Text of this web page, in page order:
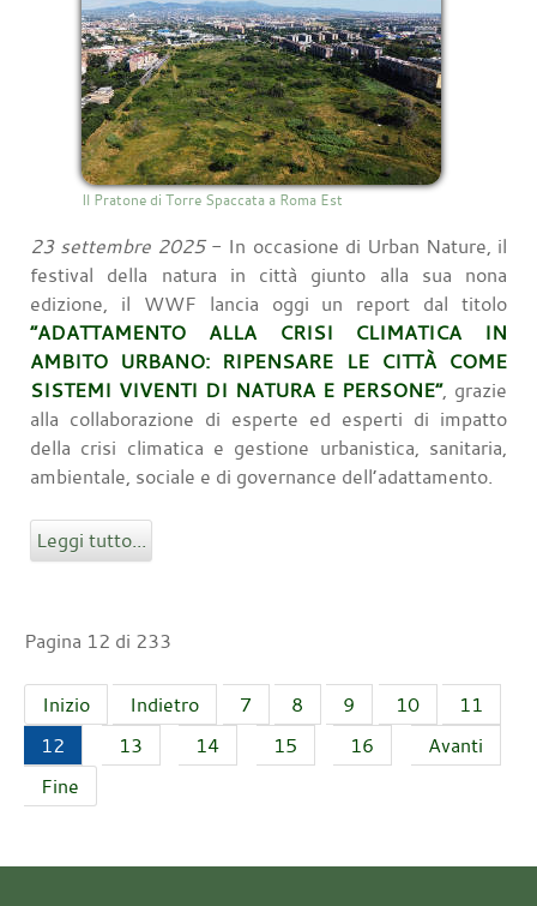
Il Pratone di Torre Spaccata a Roma Est
23 settembre 2025- In occasione di Urban Nature, il
festival della natura in città giunto alla sua nona
edizione, il WWF lancia oggi un report dal titolo
“ADATTAMENTO ALLA CRISI CLIMATICA IN
AMBITO URBANO: RIPENSARE LE CITTÀ COME
SISTEMI VIVENTI DI NATURA E PERSONE”, grazie
alla collaborazione di esperte ed esperti di impatto
della crisi climatica e gestione urbanistica, sanitaria,
ambientale, sociale e di governance dell’adattamento.
Leggi tutto...
Pagina 12 di 233
Inizio Indietro 7 8 9 10
11
12
13 14 15 16
Avanti
Fine